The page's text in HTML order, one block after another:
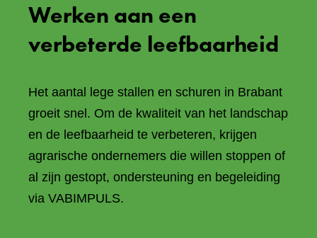
Werken aan een
verbeterde leefbaarheid
Het aantal lege stallen en schuren in Brabant
groeit snel. Om de kwaliteit van het landschap
en de leefbaarheid te verbeteren, krijgen
agrarische ondernemers die willen stoppen of
al zijn gestopt, ondersteuning en begeleiding
via VABIMPULS.